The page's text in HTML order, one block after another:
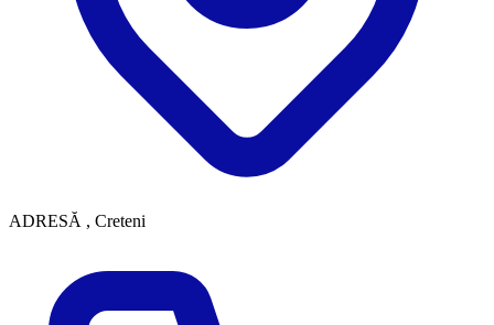
ADRESĂ , Creteni